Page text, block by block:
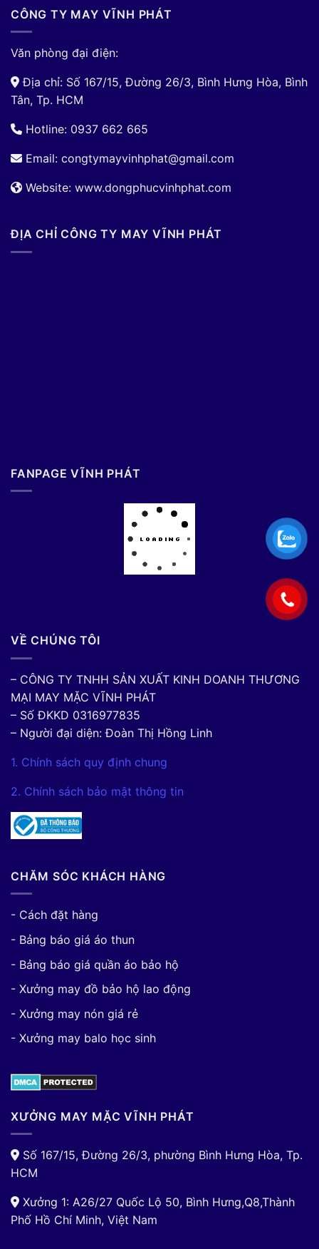
CÔNG TY MAY VĨNH PHÁT
Văn phòng đại điện:
Địa chỉ: Số 167/15, Đường 26/3, Bình Hưng Hòa, Bình
Tân, Tp. HCM
Hotline: 0937 662 665
Email: congtymayvinhphat@gmail.com
Website: www.dongphucvinhphat.com
ĐỊA CHỈ CÔNG TY MAY VĨNH PHÁT
FANPAGE VĨNH PHÁT
VỀ CHÚNG TÔI
– CÔNG TY TNHH SẢN XUẤT KINH DOANH THƯƠNG
MẠI MAY MẶC VĨNH PHÁT
– Số ĐKKD 0316977835
– Người đại diện: Đoàn Thị Hồng Linh
1. Chính sách quy định chung
2. Chính sách bảo mật thông tin
CHĂM SÓC KHÁCH HÀNG
- Cách đặt hàng
- Bảng báo giá áo thun
- Bảng báo giá quần áo bảo hộ
- Xưởng may đồ bảo hộ lao động
- Xưởng may nón giá rẻ
- Xưởng may balo học sinh
XƯỞNG MAY MẶC VĨNH PHÁT
Số 167/15, Đường 26/3, phường Bình Hưng Hòa, Tp.
HCM
Xưởng 1: A26/27 Quốc Lộ 50, Bình Hưng,Q8,Thành
Phố Hồ Chí Minh, Việt Nam